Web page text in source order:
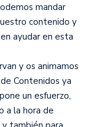
mandar
contenido y
ayudar en esta
y os animamos
Contenidos ya
un esfuerzo,
a la hora de